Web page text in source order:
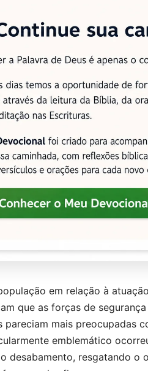
em relação à
que as forças de
pareciam mais preocupadas
emblemático
desabamento, resgatando